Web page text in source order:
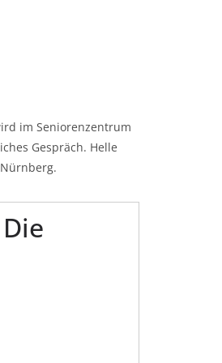
im Seniorenzentrum
Gespräch. Helle